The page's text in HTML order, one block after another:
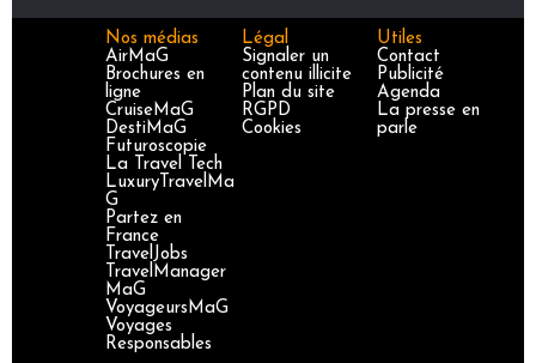
Nos médias
AirMaG
Brochures en
ligne
CruiseMaG
DestiMaG
Futuroscopie
La Travel Tech
LuxuryTravelMa
G
Partez en
France
TravelJobs
TravelManager
MaG
VoyageursMaG
Voyages
Responsables
Légal
Signaler un
contenu illicite
Plan du site
RGPD
Cookies
Utiles
Contact
Publicité
Agenda
La presse en
parle